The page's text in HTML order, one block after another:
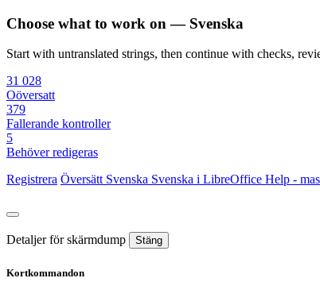
Choose what to work on — Svenska
Start with untranslated strings, then continue with checks,
31 028
Oöversatt
379
Fallerande kontroller
5
Behöver redigeras
Registrera Översätt Svenska Svenska i LibreOffice Help -
Detaljer för skärmdump Stäng
Kortkommandon